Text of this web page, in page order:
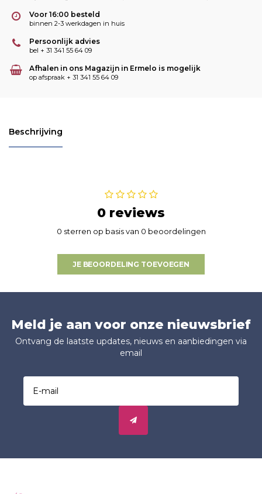
Voor 16:00 besteld
binnen 2-3 werkdagen in huis
Persoonlijk advies
bel + 31 341 55 64 09
Afhalen in ons Magazijn in Ermelo is mogelijk
op afspraak + 31 341 55 64 09
Beschrijving
0 reviews
0 sterren op basis van 0 beoordelingen
JE BEOORDELING TOEVOEGEN
Meld je aan voor onze nieuwsbrief
Ontvang de laatste updates, nieuws en aanbiedingen via
email